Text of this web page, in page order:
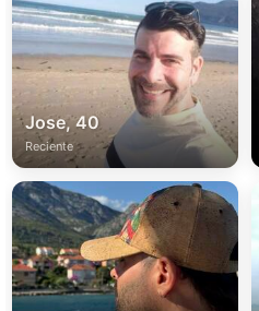
Jose, 40
Reciente